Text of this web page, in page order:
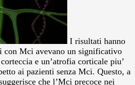
I risultati hanno
con Mci avevano un significativo
e un’atrofia corticale piu’
ai pazienti senza Mci. Questo, a
che l’Mci precoce nei